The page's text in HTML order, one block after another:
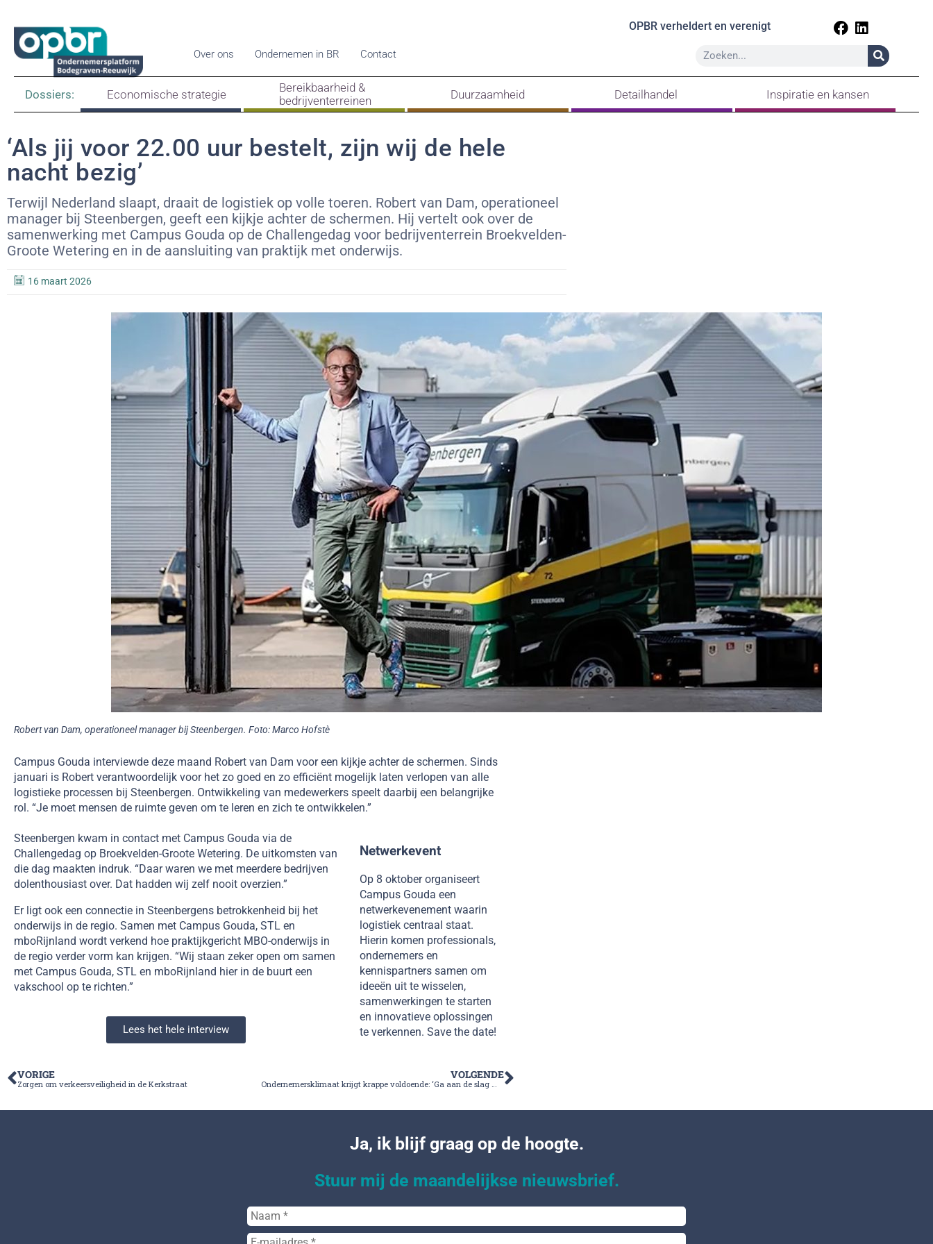
OPBR verheldert en verenigt
Over ons Ondernemen in BR Contact
Dossiers: Economische strategie
Bereikbaarheid &
bedrijventerreinen
Duurzaamheid Detailhandel Inspiratie en kansen
‘Als jij voor 22.00 uur bestelt, zijn wij de hele
nacht bezig’
Terwijl Nederland slaapt, draait de logistiek op volle toeren. Robert van Dam, operationeel
manager bij Steenbergen, geeft een kijkje achter de schermen. Hij vertelt ook over de
samenwerking met Campus Gouda op de Challengedag voor bedrijventerrein Broekvelden-
Groote Wetering en in de aansluiting van praktijk met onderwijs.
16 maart 2026
Robert van Dam, operationeel manager bij Steenbergen. Foto: Marco Hofstè
Campus Gouda interviewde deze maand Robert van Dam voor een kijkje achter de schermen. Sinds
januari is Robert verantwoordelijk voor het zo goed en zo efficiënt mogelijk laten verlopen van alle
logistieke processen bij Steenbergen. Ontwikkeling van medewerkers speelt daarbij een belangrijke
rol. “Je moet mensen de ruimte geven om te leren en zich te ontwikkelen.”
Steenbergen kwam in contact met Campus Gouda via de
Challengedag op Broekvelden-Groote Wetering. De uitkomsten van
die dag maakten indruk. “Daar waren we met meerdere bedrijven
dolenthousiast over. Dat hadden wij zelf nooit overzien.”
Er ligt ook een connectie in Steenbergens betrokkenheid bij het
onderwijs in de regio. Samen met Campus Gouda, STL en
mboRijnland wordt verkend hoe praktijkgericht MBO-onderwijs in
de regio verder vorm kan krijgen. “Wij staan zeker open om samen
met Campus Gouda, STL en mboRijnland hier in de buurt een
vakschool op te richten.”
Lees het hele interview
Netwerkevent
Op 8 oktober organiseert
Campus Gouda een
netwerkevenement waarin
logistiek centraal staat.
Hierin komen professionals,
ondernemers en
kennispartners samen om
ideeën uit te wisselen,
samenwerkingen te starten
en innovatieve oplossingen
te verkennen. Save the date!
VORIGE
Zorgen om verkeersveiligheid in de Kerkstraat
VOLGENDE
Ja, ik blijf graag op de hoogte.
Stuur mij de maandelijkse nieuwsbrief.